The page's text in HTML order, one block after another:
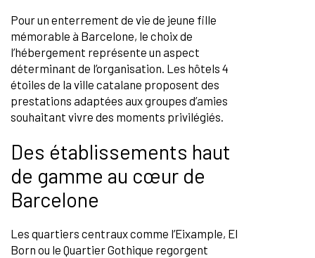
Pour un enterrement de vie de jeune fille
mémorable à Barcelone, le choix de
l’hébergement représente un aspect
déterminant de l’organisation. Les hôtels 4
étoiles de la ville catalane proposent des
prestations adaptées aux groupes d’amies
souhaitant vivre des moments privilégiés.
Des établissements haut
de gamme au cœur de
Barcelone
Les quartiers centraux comme l’Eixample, El
Born ou le Quartier Gothique regorgent